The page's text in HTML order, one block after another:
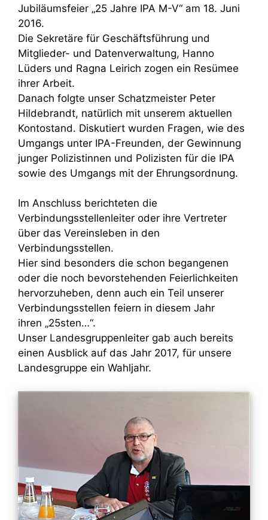
Jubiläumsfeier „25 Jahre IPA M-V“ am 18. Juni
2016.
Die Sekretäre für Geschäftsführung und
Mitglieder- und Datenverwaltung, Hanno
Lüders und Ragna Leirich zogen ein Resümee
ihrer Arbeit.
Danach folgte unser Schatzmeister Peter
Hildebrandt, natürlich mit unserem aktuellen
Kontostand. Diskutiert wurden Fragen, wie des
Umgangs unter IPA-Freunden, der Gewinnung
junger Polizistinnen und Polizisten für die IPA
sowie des Umgangs mit der Ehrungsordnung.
Im Anschluss berichteten die
Verbindungsstellenleiter oder ihre Vertreter
über das Vereinsleben in den
Verbindungsstellen.
Hier sind besonders die schon begangenen
oder die noch bevorstehenden Feierlichkeiten
hervorzuheben, denn auch ein Teil unserer
Verbindungsstellen feiern in diesem Jahr
ihren „25sten…“.
Unser Landesgruppenleiter gab auch bereits
einen Ausblick auf das Jahr 2017, für unsere
Landesgruppe ein Wahljahr.